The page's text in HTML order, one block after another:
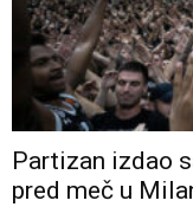
Partizan izdao
pred meč u